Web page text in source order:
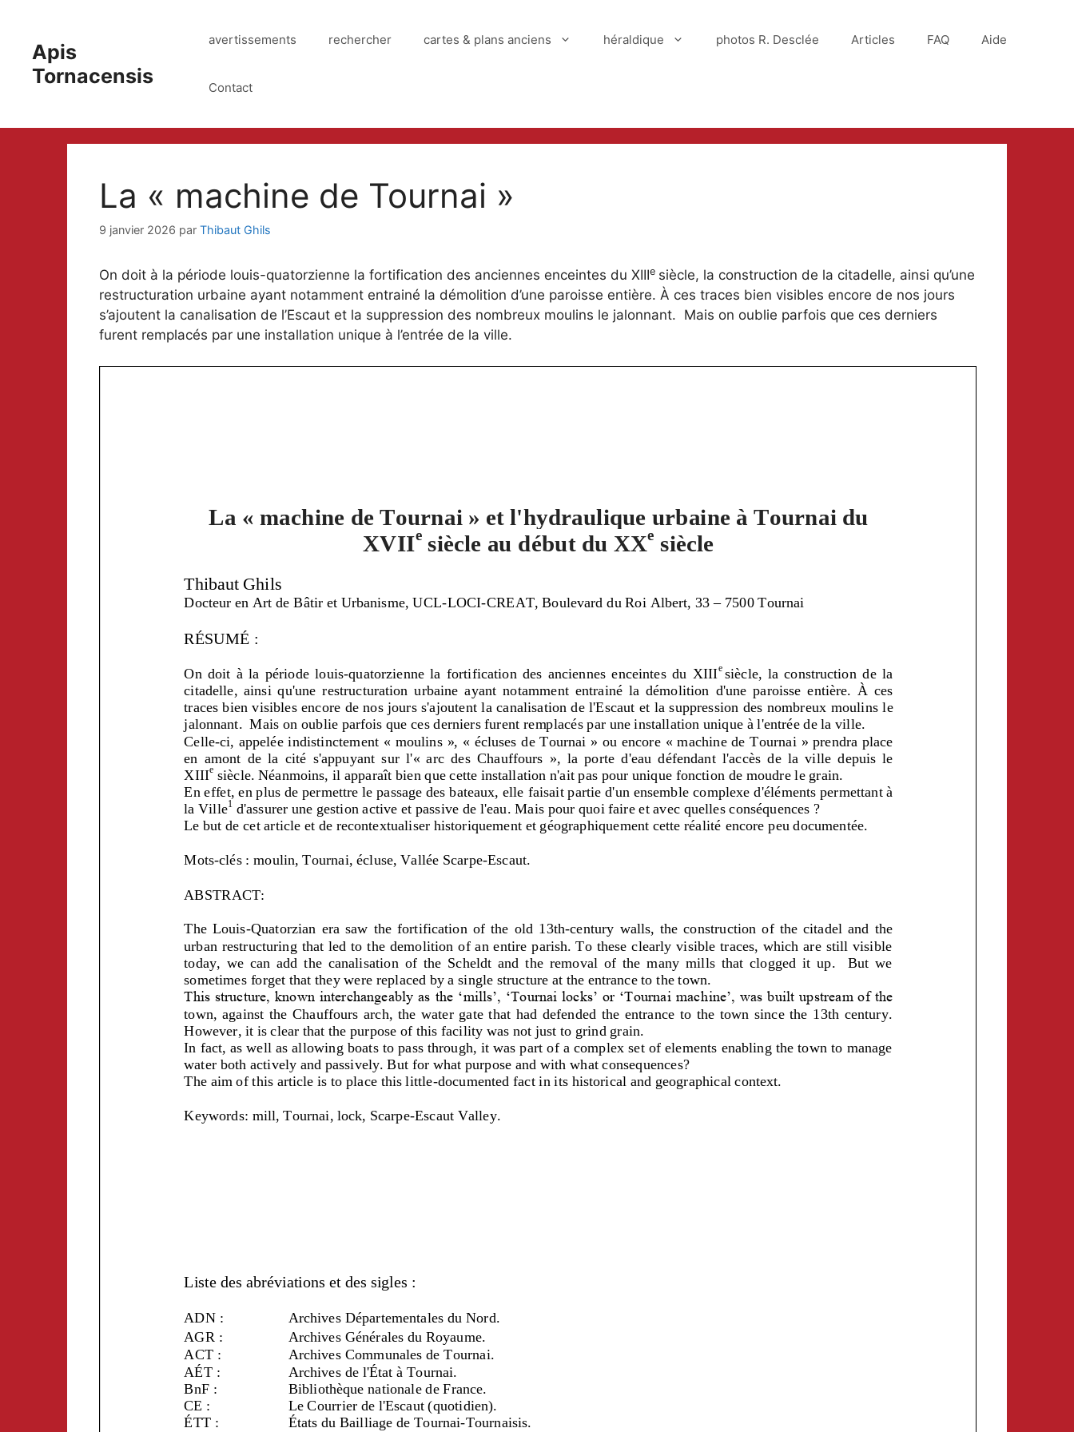
contenuApis
Tornacensis
avertissements rechercher cartes & plans anciens héraldique photos R. Desclée Articles FAQ Aide
Contact
La « machine de Tournai »
9 janvier 2026 par Thibaut Ghils
On doit à la période louis-quatorzienne la fortification des anciennes enceintes du XIIIe siècle, la construction de la citadelle, ainsi qu’une
restructuration urbaine ayant notamment entrainé la démolition d’une paroisse entière. À ces traces bien visibles encore de nos jours
s’ajoutent la canalisation de l’Escaut et la suppression des nombreux moulins le jalonnant. Mais on oublie parfois que ces derniers
furent remplacés par une installation unique à l’entrée de la ville.